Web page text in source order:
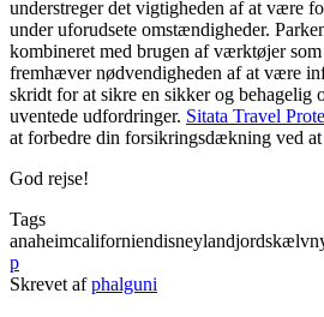
understreger det vigtigheden af at være
under uforudsete omstændigheder.
kombineret med brugen af værktøjer som
fremhæver nødvendigheden af at være
skridt for at sikre en sikker og behagelig
uventede udfordringer. Sitata Travel
at forbedre din forsikringsdækning ved
God rejse!
Tags
anaheimcaliforniendisneylandjordskælv
p
Skrevet af phalguni